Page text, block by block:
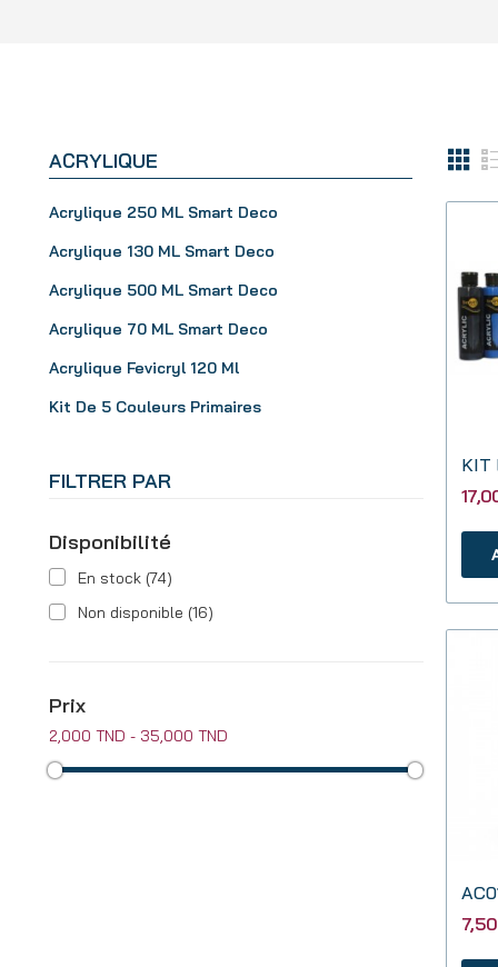
ACRYLIQUE
Acrylique 250 ML Smart Deco
Acrylique 130 ML Smart Deco
Acrylique 500 ML Smart Deco
Acrylique 70 ML Smart Deco
Acrylique Fevicryl 120 Ml
Kit De 5 Couleurs Primaires
FILTRER PAR
Disponibilité
En stock (74)
Non disponible (16)
Prix
2,000 TND - 35,000 TND